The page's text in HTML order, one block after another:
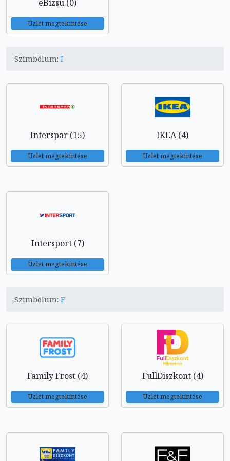
eBizsu (0)
Üzlet megtekintése
Szimbólum: I
Interspar (15)
Üzlet megtekintése
IKEA (4)
Üzlet megtekintése
Intersport (7)
Üzlet megtekintése
Szimbólum: F
Family Frost (4)
Üzlet megtekintése
FullDiszkont (4)
Üzlet megtekintése